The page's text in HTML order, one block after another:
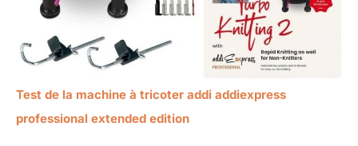
Test de la machine à tricoter addi addiexpress
professional extended edition